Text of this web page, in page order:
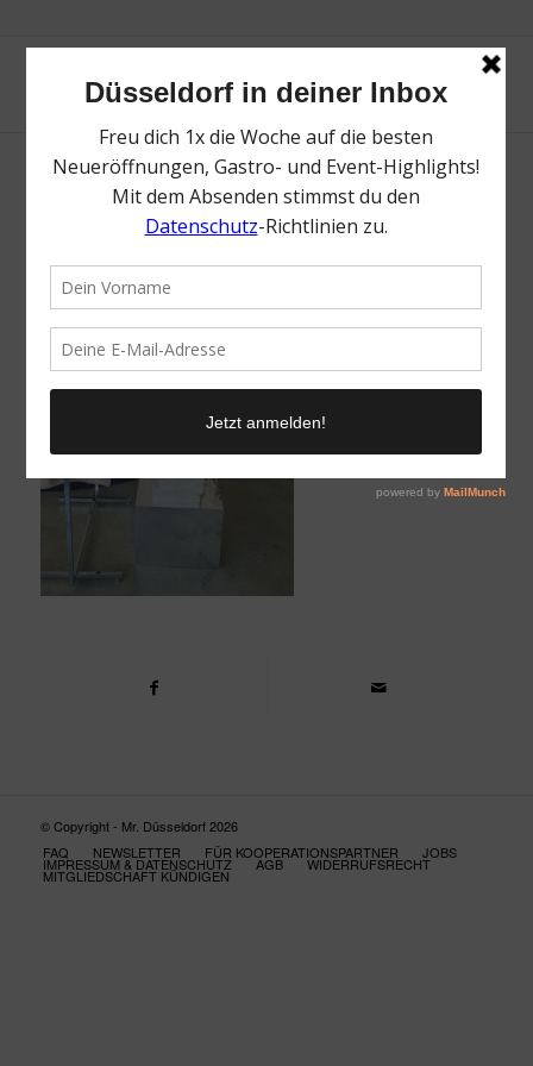
27. Februar 2023 /
© Copyright - Mr. Düsseldorf 2026
FAQ
NEWSLETTER FÜR KOOPERATIONSPARTNER JOBS
IMPRESSUM & DATENSCHUTZ AGB WIDERRUFSRECHT
MITGLIEDSCHAFT KÜNDIGEN